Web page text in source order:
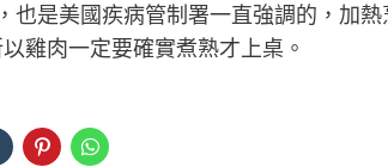
也是美國疾病管制署一直強調的，加
雞肉一定要確實煮熟才上桌。